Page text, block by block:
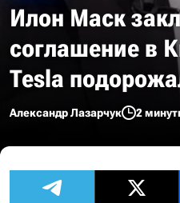
Илон Маск
соглашение в
Tesla
Александр Лазарчук 2